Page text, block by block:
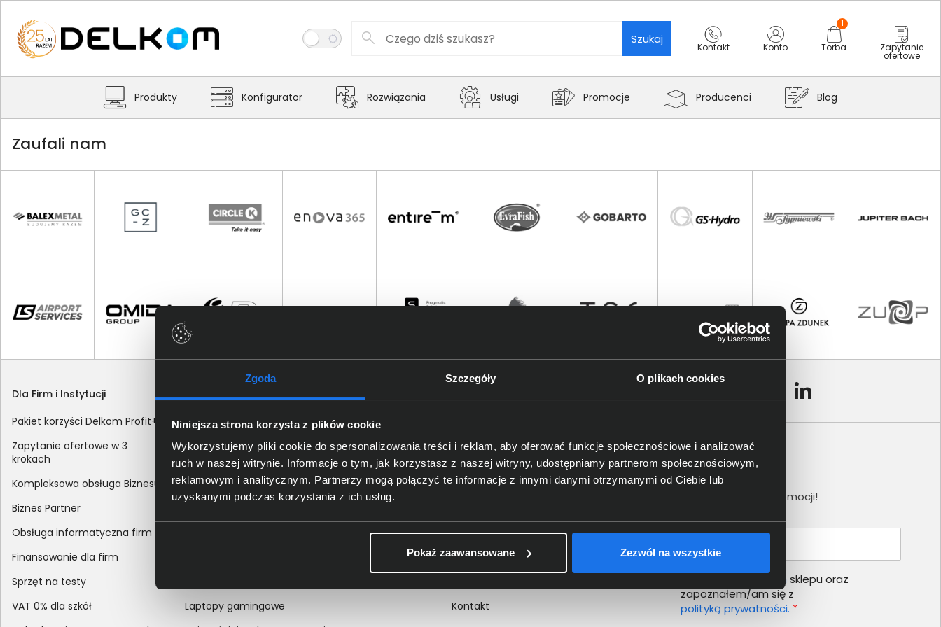
Zgoda Szczegóły O plikach cookies
Niniejsza strona korzysta z plików cookie
Wykorzystujemy pliki cookie do spersonalizowania treści i reklam, aby oferować funkcje społecznościowe i analizować
ruch w naszej witrynie. Informacje o tym, jak korzystasz z naszej witryny, udostępniamy partnerom społecznościowym,
reklamowym i analitycznym. Partnerzy mogą połączyć te informacje z innymi danymi otrzymanymi od Ciebie lub
uzyskanymi podczas korzystania z ich usług.
Pokaż zaawansowane Zezwól na wszystkie
Szukaj
Kontakt Konto
1
Torba Zapytanie
ofertowe
Produkty Konfigurator Rozwiązania Usługi Promocje Producenci Blog
Zaufali nam
Dla Firm i Instytucji
Pakiet korzyści Delkom Profit+
Zapytanie ofertowe w 3
krokach
Kompleksowa obsługa Biznesu
Biznes Partner
Obsługa informatyczna firm
Finansowanie dla firm
Sprzęt na testy
VAT 0% dla szkół
Zakupy
Sposoby dostawy
Metody płatności
Zakup z dofinansowaniem
Odroczony termin płatności
Korekta danych nabywcy na dokumencie
Laptopy gamingowe
Certyfikaty i autoryzacje
Nagrody i wyróżnienia
Polityka prywatności
wewnętrznych
Kontakt
Newsletter
Nie przegap żadnej promocji!
regulamin sklepu oraz
zapoznałem/am się z
polityką prywatności. *